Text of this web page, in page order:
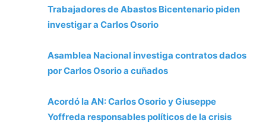
Trabajadores de Abastos Bicentenario piden
investigar a Carlos Osorio
Asamblea Nacional investiga contratos dados
por Carlos Osorio a cuñados
Acordó la AN: Carlos Osorio y Giuseppe
Yoffreda responsables políticos de la crisis